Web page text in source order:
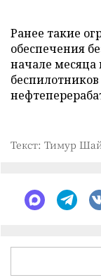
Ранее такие
обеспечения
начале месяца
беспилотников
Текст: Тимур